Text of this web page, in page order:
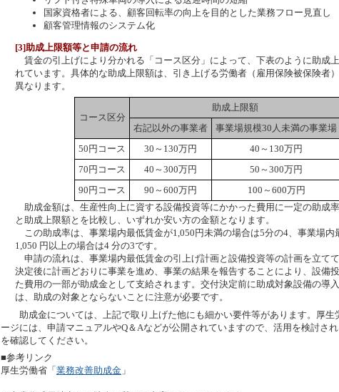
国家資格者による、顧客回転率の向上を目的とした業務フロー見直し
顧客管理情報のシステム化
[3]助成上限額等と申請の流れ
賃金の引上げにより分かれる「コース区分」によって、下表のように助成
れています。具体的な助成上限額は、引き上げる労働者（雇用保険被保険者
異なります。
コース区分
助成上限額
右記以外の事業者
事業場規模30人未満の事業場
50円コース
30～130万円
40～130万円
70円コース
40～300万円
50～300万円
90円コース
90～600万円
100～600万円
助成金額は、生産性向上に資する設備投資等にかかった費用に一定の助成
と助成上限額とを比較し、いずれか安い方の金額となります。
この助成率は、事業場内最低賃金が1,050円未満の場合は5分の4、事業場内
1,050 円以上の場合は4 分の3です。
申請の流れは、事業場内最低賃金の引上げ計画と設備投資等の計画を立て
決定後に計画どおりに事業を進め、事業の結果を報告することにより、設備
た費用の一部が助成金として支給されます。交付決定前に助成対象設備の導
は、助成の対象とならないことに注意が必要です。
助成金については、上記で取り上げた他にも細かい要件等があります。厚生
ージには、申請マニュアルやQ＆Aなどが公開されていますので、活用を検討さ
を確認してください。
■参考リンク
厚生労働省「 業務改善助成金 」